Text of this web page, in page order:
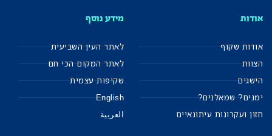
אודות
אודות שקוף
הצוות
הישגים
ימנים? שמאלנים?
חזון ועקרונות עיתונאיים
מידע נוסף
לאתר העין השביעית
לאתר המקום הכי חם
שקיפות עצמית
English
العربية